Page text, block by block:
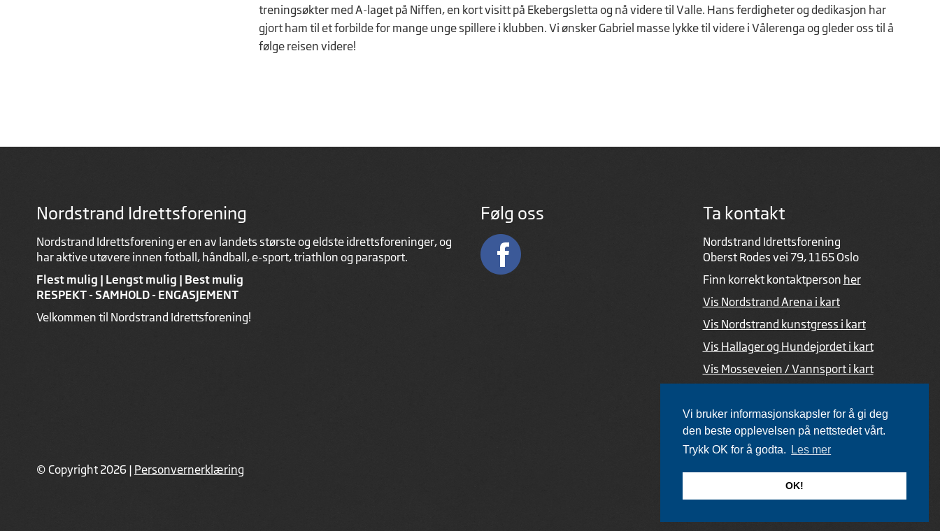
Vi bruker informasjonskapsler for å gi deg
den beste opplevelsen på nettstedet vårt.
Trykk OK for å godta.
Les mer
OK!
treningsøkter med A-laget på Niffen, en kort visitt på Ekebergsletta og nå videre til Valle. Hans ferdigheter og dedikasjon har
gjort ham til et forbilde for mange unge spillere i klubben. Vi ønsker Gabriel masse lykke til videre i Vålerenga og gleder oss til å
følge reisen videre!
Nordstrand Idrettsforening
Nordstrand Idrettsforening er en av landets største og eldste idrettsforeninger, og
har aktive utøvere innen fotball, håndball, e-sport, triathlon og parasport.
Flest mulig | Lengst mulig | Best mulig
RESPEKT - SAMHOLD - ENGASJEMENT
Velkommen til Nordstrand Idrettsforening!
Følg oss Ta kontakt
Nordstrand Idrettsforening
Oberst Rodes vei 79, 1165 Oslo
Finn korrekt kontaktperson her
Vis Nordstrand Arena i kart
Vis Nordstrand kunstgress i kart
Vis Hallager og Hundejordet i kart
Vis Mosseveien / Vannsport i kart
© Copyright 2026 | Personvernerklæring Utviklet av Netlab,publiseres med eRedaktør